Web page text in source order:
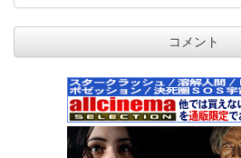
コメント